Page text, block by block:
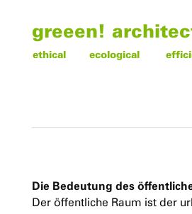
greeen!
ethical ecological
Die Bedeutung des
Der öffentliche Raum ist der